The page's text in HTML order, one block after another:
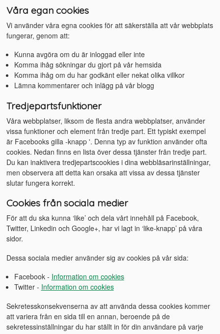
Våra egan cookies
Vi använder våra egna cookies för att säkerställa att vår webbplats
fungerar, genom att:
Kunna avgöra om du är inloggad eller inte
Komma ihåg sökningar du gjort på vår hemsida
Komma ihåg om du har godkänt eller nekat olika villkor
Lämna kommentarer och inlägg på vår blogg
Tredjepartsfunktioner
Våra webbplatser, liksom de flesta andra webbplatser, använder
vissa funktioner och element från tredje part. Ett typiskt exempel
är Facebooks gilla -knapp '. Denna typ av funktion använder ofta
cookies. Nedan finns en lista över dessa tjänster från tredje part.
Du kan inaktivera tredjepartscookies i dina webbläsarinställningar,
men observera att detta kan orsaka att vissa av dessa tjänster
slutar fungera korrekt.
Cookies från sociala medier
För att du ska kunna ‘like’ och dela vårt innehåll på Facebook,
Twitter, Linkedin och Google+, har vi lagt in ‘like-knapp’ på våra
sidor.
Dessa sociala medier använder sig av cookies på vår sida:
Facebook - Information om cookies
Twitter - Information om cookies
Sekretesskonsekvenserna av att använda dessa cookies kommer
att variera från en sida till en annan, beroende på de
sekretessinställningar du har ställt in för din användare på varje